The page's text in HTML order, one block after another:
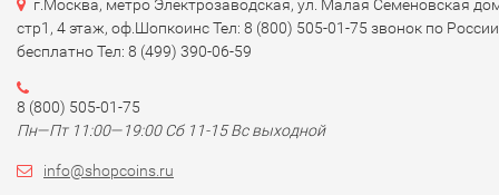
г.Москва, метро Электрозаводская, ул. Малая Семеновская
стр1, 4 этаж, оф.Шопкоинс Тел: 8 (800) 505-01-75 звонок по России
бесплатно Тел: 8 (499) 390-06-59
8 (800) 505-01-75
Пн—Пт 11:00—19:00 Сб 11-15 Вс выходной
info@shopcoins.ru